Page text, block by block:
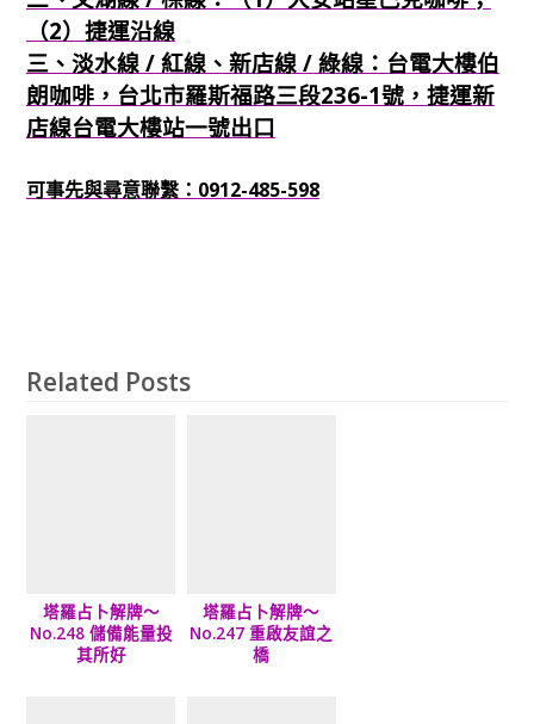
（2）捷運沿線
三、淡水線 / 紅線、新店線 / 綠線：台電大樓伯
朗咖啡，台北市羅斯福路三段236-1號，捷運新
店線台電大樓站一號出口
可事先與尋意聯繫：0912-485-598
Related Posts
塔羅占卜解牌～
No.248 儲備能量投
其所好
塔羅占卜解牌～
No.247 重啟友誼之
橋